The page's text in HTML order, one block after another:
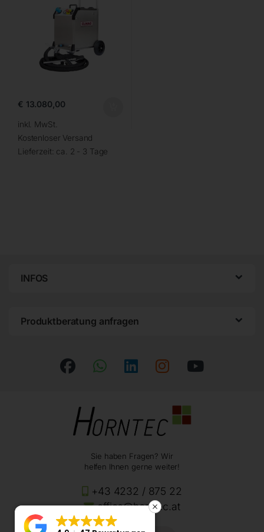
€ 13.080,00
inkl. MwSt.
Kostenloser Versand
Lieferzeit: ca. 2 - 3 Tage
INFOS
Produktberatung anfragen
Sie haben Fragen? Wir
helfen Ihnen gerne weiter!
+43 4232 / 875 22
office@horntec.at